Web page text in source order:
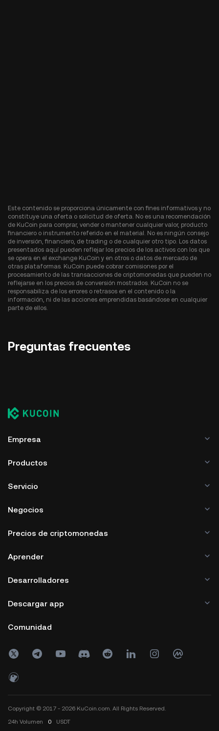
Este contenido se proporciona únicamente con fines informativos y no
constituye una oferta o solicitud de oferta. No es una recomendación
de KuCoin para comprar, vender o mantener cualquier valor, producto
financiero o instrumento referido en el material. No es ningún consejo
de inversión, financiero, de trading o de cualquier otro tipo. Los datos
presentados aquí pueden reflejar los precios de los activos con los que
se opera en el exchange KuCoin y en otros o datos de mercado de
otras plataformas. KuCoin puede cobrar comisiones por el
procesamiento de las transacciones de criptomonedas que pueden no
reflejarse en los precios de conversión mostrados. KuCoin no se
responsabiliza de los errores o retrasos en el contenido o la
información, ni de las acciones emprendidas basándose en cualquier
parte de ellos.
Preguntas frecuentes
Empresa
Productos
Servicio
Negocios
Precios de criptomonedas
Aprender
Desarrolladores
Descargar app
Comunidad
Copyright © 2017 - 2026 KuCoin.com. All Rights Reserved.
24h Volumen 0 USDT